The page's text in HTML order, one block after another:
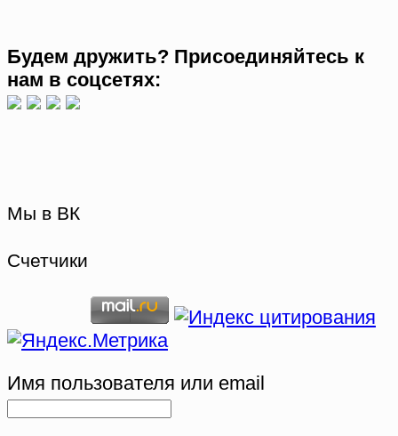
Будем дружить? Присоединяйтесь к
нам в соцсетях:
Мы в ВК
Счетчики
Имя пользователя или email